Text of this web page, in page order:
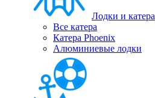
Лодки и катера
Все катера
Катера Phoenix
Алюминиевые лодки